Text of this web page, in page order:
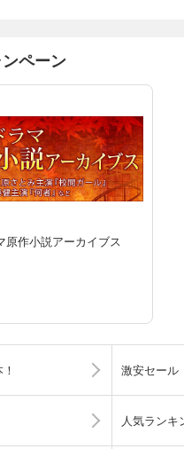
ペーン
原作小説アーカイブス
激安セール
人気ランキ